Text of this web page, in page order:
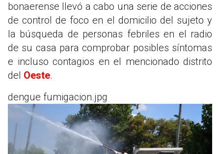
bonaerense llevó a cabo una serie de acciones
de control de foco en el domicilio del sujeto y
la búsqueda de personas febriles en el radio
de su casa para comprobar posibles síntomas
e incluso contagios en el mencionado distrito
del Oeste.
dengue fumigacion.jpg